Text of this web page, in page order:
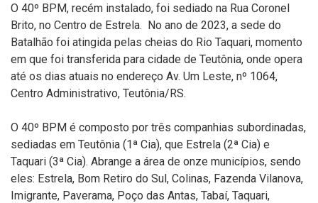
O 40º BPM, recém instalado, foi sediado na Rua Coronel
Brito, no Centro de Estrela. No ano de 2023, a sede do
Batalhão foi atingida pelas cheias do Rio Taquari, momento
em que foi transferida para cidade de Teutônia, onde opera
até os dias atuais no endereço Av. Um Leste, nº 1064,
Centro Administrativo, Teutônia/RS.
O 40º BPM é composto por três companhias subordinadas,
sediadas em Teutônia (1ª Cia), que Estrela (2ª Cia) e
Taquari (3ª Cia). Abrange a área de onze municípios, sendo
eles: Estrela, Bom Retiro do Sul, Colinas, Fazenda Vilanova,
Imigrante, Paverama, Poço das Antas, Tabaí, Taquari,